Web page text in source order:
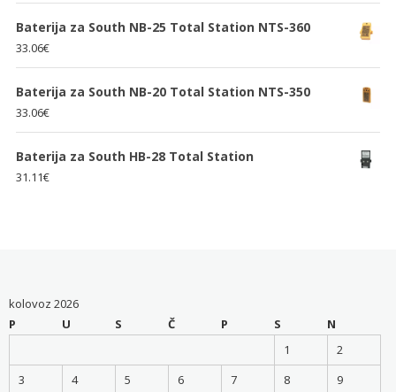
Baterija za South NB-25 Total Station NTS-360
33.06€
Baterija za South NB-20 Total Station NTS-350
33.06€
Baterija za South HB-28 Total Station
31.11€
kolovoz 2026
P
U S Č P S
N
1
2
3
4 5 6 7 8
9